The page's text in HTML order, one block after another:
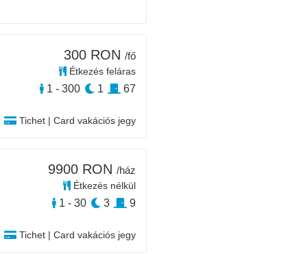
Tichet | Card vakációs jegy
300 RON /fő
Étkezés feláras
1 - 300 1 67
Tichet | Card vakációs jegy
9900 RON /ház
Étkezés nélkül
1 - 30 3 9